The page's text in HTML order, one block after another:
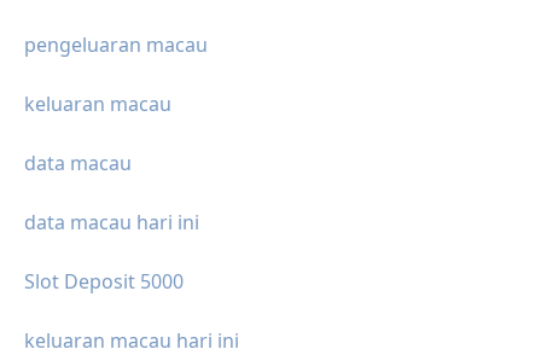
pengeluaran macau
keluaran macau
data macau
data macau hari ini
Slot Deposit 5000
keluaran macau hari ini